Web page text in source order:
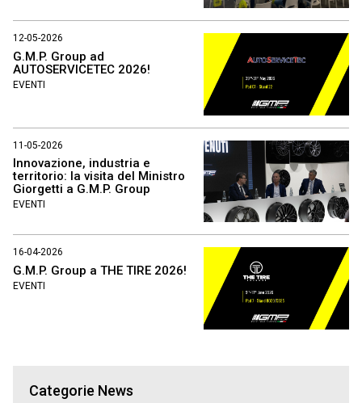
Categorie News
12-05-2026
G.M.P. Group ad
AUTOSERVICETEC 2026!
EVENTI
11-05-2026
Innovazione, industria e
territorio: la visita del Ministro
Giorgetti a G.M.P. Group
EVENTI
16-04-2026
G.M.P. Group a THE TIRE 2026!
EVENTI